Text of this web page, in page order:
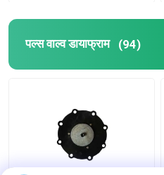
पल्स वाल्व डायाफ्राम (94)